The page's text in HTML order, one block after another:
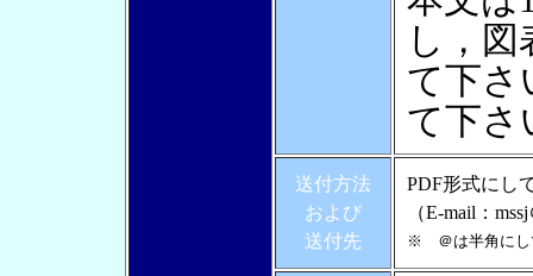
し，
て下さ
て下さ
送付方法
および
送付先
PDF形式にし
（E-mail：
※ ＠は半角にし